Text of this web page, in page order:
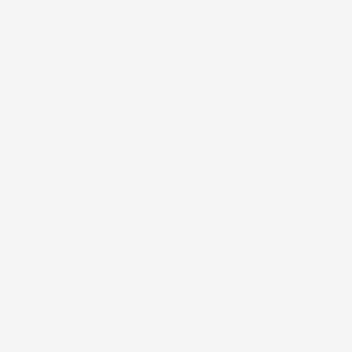
Актуально після
без заміни.
— будь-який напис і піктограма. Матеріал:
у кількох кольорах: нержавіюча сталь,